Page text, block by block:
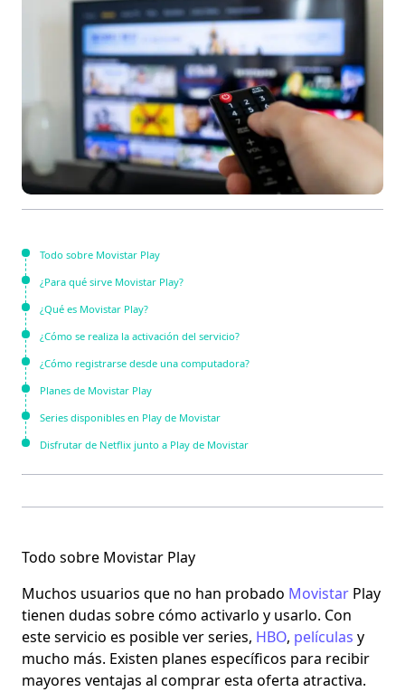
Todo sobre Movistar Play
¿Para qué sirve Movistar Play?
¿Qué es Movistar Play?
¿Cómo se realiza la activación del servicio?
¿Cómo registrarse desde una computadora?
Planes de Movistar Play
Series disponibles en Play de Movistar
Disfrutar de Netflix junto a Play de Movistar
Todo sobre Movistar Play
Muchos usuarios que no han probado Movistar Play
tienen dudas sobre cómo activarlo y usarlo. Con
este servicio es posible ver series, HBO, películas y
mucho más. Existen planes específicos para recibir
mayores ventajas al comprar esta oferta atractiva.